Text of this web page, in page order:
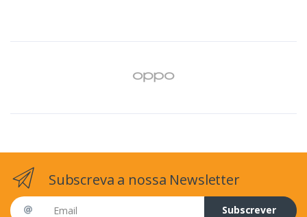
Subscreva a nossa Newsletter
Email address
Subscrever